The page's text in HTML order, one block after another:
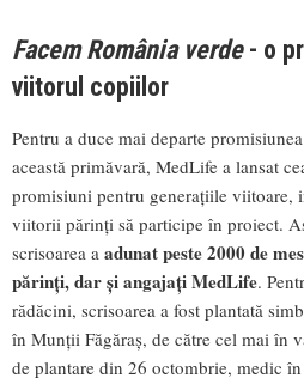
Facem România verde - o
viitorul copiilor
Pentru a duce mai departe
această primăvară, MedLife a lansat
promisiuni pentru generațiile viitoare,
viitorii părinți să participe în proiect.
scrisoarea a adunat peste 2000 de
părinți, dar și angajați MedLife.
rădăcini, scrisoarea a fost plantată
în Munții Făgăraș, de către cel mai în
de plantare din 26 octombrie, medic